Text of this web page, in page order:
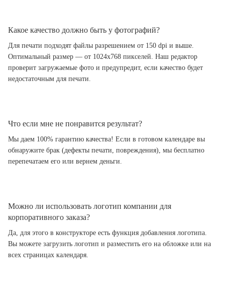
Какое качество должно быть у фотографий?
Для печати подходят файлы разрешением от 150 dpi и выше.
Оптимальный размер — от 1024x768 пикселей. Наш редактор
проверит загружаемые фото и предупредит, если качество будет
недостаточным для печати.
Что если мне не понравится результат?
Мы даем 100% гарантию качества! Если в готовом календаре вы
обнаружите брак (дефекты печати, повреждения), мы бесплатно
перепечатаем его или вернем деньги.
Можно ли использовать логотип компании для
корпоративного заказа?
Да, для этого в конструкторе есть функция добавления логотипа.
Вы можете загрузить логотип и разместить его на обложке или на
всех страницах календаря.